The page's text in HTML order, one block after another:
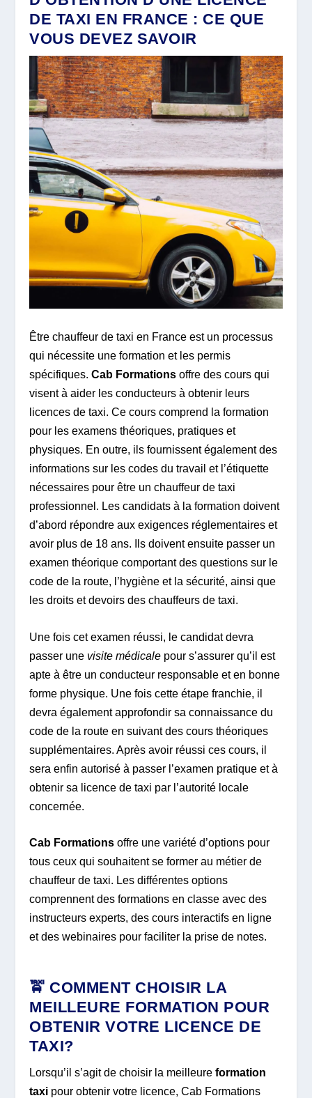
DE TAXI EN FRANCE : CE QUE
VOUS DEVEZ SAVOIR
Être chauffeur de taxi en France est un processus
qui nécessite une formation et les permis
spécifiques.Cab Formations offre des cours qui
visent à aider les conducteurs à obtenir leurs
licences de taxi. Ce cours comprend la formation
pour les examens théoriques, pratiques et
physiques. En outre, ils fournissent également des
informations sur les codes du travail et l’étiquette
nécessaires pour être un chauffeur de taxi
professionnel. Les candidats à la formation doivent
d’abord répondre aux exigences réglementaires et
avoir plus de 18 ans. Ils doivent ensuite passer un
examen théorique comportant des questions sur le
code de la route, l’hygiène et la sécurité, ainsi que
les droits et devoirs des chauffeurs de taxi.
Une fois cet examen réussi, le candidat devra
passer une visite médicale pour s’assurer qu’il est
apte à être un conducteur responsable et en bonne
forme physique. Une fois cette étape franchie, il
devra également approfondir sa connaissance du
code de la route en suivant des cours théoriques
supplémentaires. Après avoir réussi ces cours, il
sera enfin autorisé à passer l’examen pratique et à
obtenir sa licence de taxi par l’autorité locale
concernée.
Cab Formations offre une variété d’options pour
tous ceux qui souhaitent se former au métier de
chauffeur de taxi. Les différentes options
comprennent des formations en classe avec des
instructeurs experts, des cours interactifs en ligne
et des webinaires pour faciliter la prise de notes.
🚖 COMMENT CHOISIR LA
MEILLEURE FORMATION POUR
OBTENIR VOTRE LICENCE DE
TAXI?
Lorsqu’il s’agit de choisir la meilleureformation
taxi pour obtenir votre licence, Cab Formations